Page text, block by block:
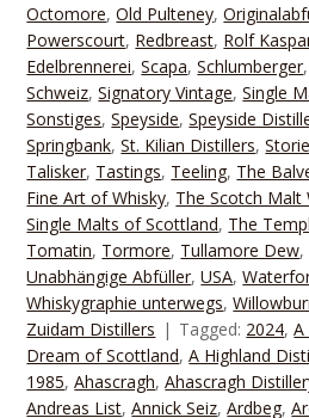
Octomore,Old Pulteney,
Powerscourt, Redbreast, Rolf
Edelbrennerei,Scapa,Schlumberger
Schweiz,Signatory Vintage,Single
Sonstiges,Speyside,Speyside
Springbank,St. Kilian Distillers,
Talisker, Tastings, Teeling, The
Fine Art of Whisky, The Scotch Malt
Single Malts of Scottland, The
Tomatin, Tormore, Tullamore Dew,
Unabhängige Abfüller,USA,
Whiskygraphie unterwegs,
Zuidam Distillers
Tagged: 2024,
Dream of Scottland,A Highland
1985,Ahascragh,Ahascragh
Andreas List,Annick Seiz,Ardbeg,